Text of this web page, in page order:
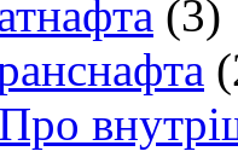
(3)